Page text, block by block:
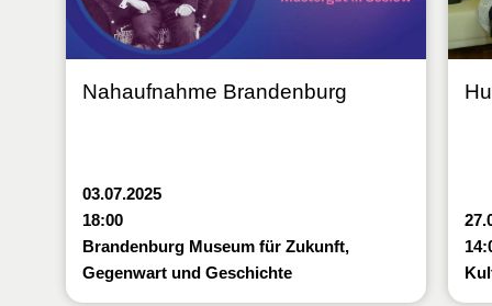
Nahaufnahme Brandenburg
03.07.2025
18:00
Brandenburg Museum für Zukunft,
Gegenwart und Geschichte